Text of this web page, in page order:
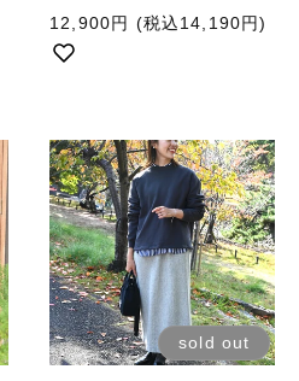
通
常
価
12,900円 (税込14,190円)
sold out